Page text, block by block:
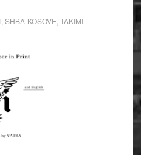
, SHBA-KOSOVE TAKIMI